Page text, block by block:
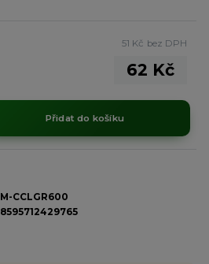
62 Kč
51 Kč bez DPH
Přidat do košíku
M-CCLGR600
8595712429765